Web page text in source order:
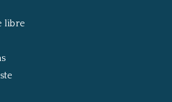
libre